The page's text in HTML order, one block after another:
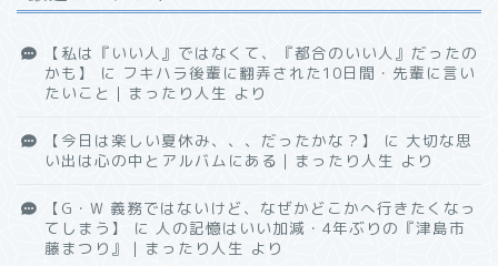
【私は『いい人』ではなくて、『都合のいい人』だったの
かも】
に フキハラ後輩に翻弄された10日間・先輩に言い
たいこと｜まったり人生 より
【今日は楽しい夏休み、、、だったかな？】 に 大切な思
い出は心の中とアルバムにある｜まったり人生 より
【G・W 義務ではないけど、なぜかどこかへ行きたくなっ
てしまう】
に 人の記憶はいい加減・4年ぶりの『津島市
藤まつり』｜まったり人生 より